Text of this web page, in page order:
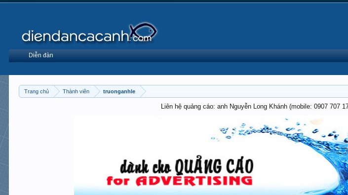
Trang chủ Thành viên truonganhle
Liên hệ quảng cáo: anh Nguyễn Long Khánh (mobile: 0907 707
Diễn đàn